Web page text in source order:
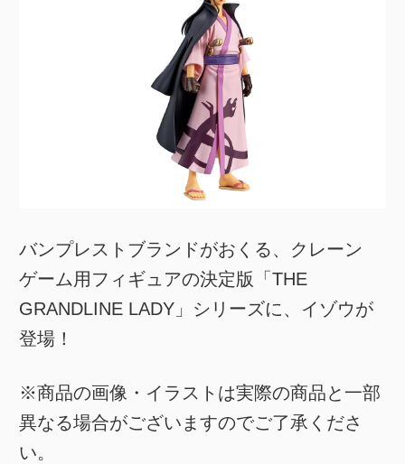
バンプレストブランドがおくる、クレーン
ゲーム用フィギュアの決定版「THE
GRANDLINE LADY」シリーズに、イゾウが
登場！
※商品の画像・イラストは実際の商品と一部
異なる場合がございますのでご了承くださ
い。